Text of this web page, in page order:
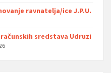
ravnatelja/ice J.P.U.
sredstava Udruzi